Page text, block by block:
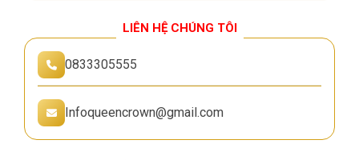
LIÊN HỆ CHÚNG TÔI
0833305555
Infoqueencrown@gmail.com